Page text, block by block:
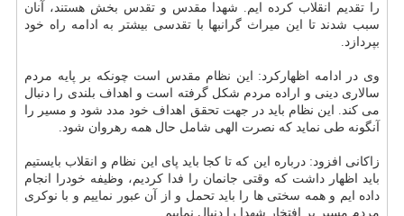
را تقدیم انقلاب کرده ایم. شهدا مقدس و تقدس بخش هستند، آنان
سبب شدند تا این میراث گرانبها با تقدسی بیشتر به ادامه راه خود
بپردازد.
وی در ادامه اظهارکرد: این نظام مقدس است چونکه بر پایه مردم
سالاری دینی و اراده مردم شکل گرفته است و اهداف بلندی را دنبال
می کند. این نظام باید در جهت تحقق اهداف خود مدد شود و مسیر را
آنگونه طی نماید که نصرت الهی شامل حال همه رهروان شود.
زاکانی افزود: درباره این که تا کجا باید پای این نظام و انقلاب بایستیم
باید اظهار داشت که وقتی جانمان را فدا کردیم، وظیفه خودرا انجام
داده ایم و همه سختی ها را باید تحمل و از آن عبور نماییم و با نوکری
مردم مسیر پر افتخار شهدا را دنبال نماییم.